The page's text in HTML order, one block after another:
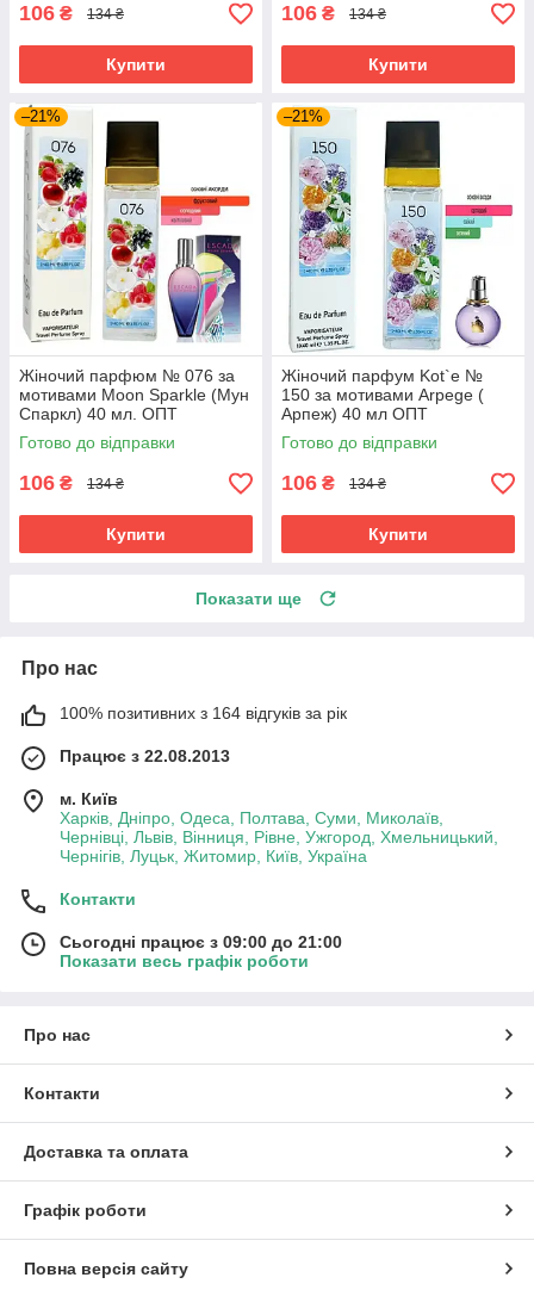
106 ₴ 134 ₴
Купити
106 ₴ 134 ₴
Купити
–21%
Жіночий парфюм № 076 за
мотивами Moon Sparkle (Мун
Спаркл) 40 мл. ОПТ
Готово до відправки
106 ₴ 134 ₴
Купити
–21%
Жіночий парфум Kot`e №
150 за мотивами Arpege (
Арпеж) 40 мл ОПТ
Готово до відправки
106 ₴ 134 ₴
Купити
Показати ще
Про нас
100% позитивних з 164 відгуків за рік
Працює з 22.08.2013
м. Київ
Харків, Дніпро, Одеса, Полтава, Суми, Миколаїв,
Чернівці, Львів, Вінниця, Рівне, Ужгород, Хмельницький,
Чернігів, Луцьк, Житомир, Київ, Україна
Контакти
Сьогодні працює з 09:00 до 21:00
Показати весь графік роботи
Про нас
Контакти
Доставка та оплата
Графік роботи
Повна версія сайту